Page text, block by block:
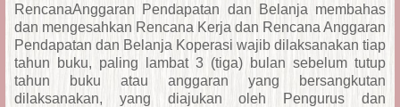
RencanaAnggaran Pendapatan dan Belanja membahas
dan mengesahkan Rencana Kerja dan Rencana Anggaran
Pendapatan dan Belanja Koperasi wajib dilaksanakan tiap
tahun buku, paling lambat 3 (tiga) bulan sebelum tutup
tahun buku atau anggaran yang bersangkutan
dilaksanakan, yang diajukan oleh Pengurus dan